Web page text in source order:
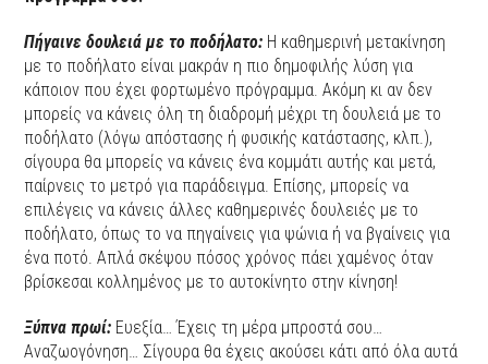
Πήγαινε δουλειά με το ποδήλατο: Η καθημερινή μετακίνηση
με το ποδήλατο είναι μακράν η πιο δημοφιλής λύση για
κάποιον που έχει φορτωμένο πρόγραμμα. Ακόμη κι αν δεν
μπορείς να κάνεις όλη τη διαδρομή μέχρι τη δουλειά με το
ποδήλατο (λόγω απόστασης ή φυσικής κατάστασης, κλπ.),
σίγουρα θα μπορείς να κάνεις ένα κομμάτι αυτής και μετά,
παίρνεις το μετρό για παράδειγμα. Επίσης, μπορείς να
επιλέγεις να κάνεις άλλες καθημερινές δουλειές με το
ποδήλατο, όπως το να πηγαίνεις για ψώνια ή να βγαίνεις για
ένα ποτό. Απλά σκέψου πόσος χρόνος πάει χαμένος όταν
βρίσκεσαι κολλημένος με το αυτοκίνητο στην κίνηση!
Ξύπνα πρωί: Ευεξία… Έχεις τη μέρα μπροστά σου…
Αναζωογόνηση… Σίγουρα θα έχεις ακούσει κάτι από όλα αυτά